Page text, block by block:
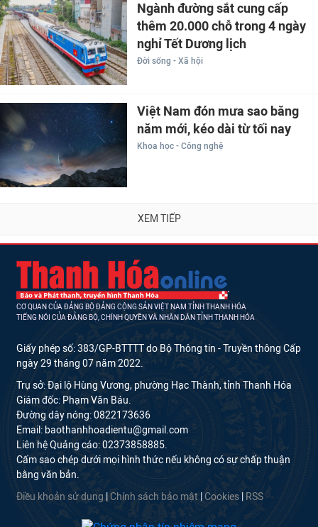
Ngành đường sắt cung cấp
thêm 20.000 chỗ trong 4 ngày
nghỉ Tết Dương lịch
Đời sống - Xã hội
Việt Nam đón mưa sao băng
năm mới, kéo dài từ tối nay
Khoa học - Công nghệ
XEM TIẾP
CƠ QUAN CỦA ĐẢNG BỘ ĐẢNG CỘNG SẢN VIỆT NAM TỈNH THANH HÓA
TIẾNG NÓI CỦA ĐẢNG BỘ, CHÍNH QUYỀN VÀ NHÂN DÂN TỈNH THANH HÓA
Giấy phép số: 383/GP-BTTTT do Bộ Thông tin - Truyền thông Cấp
ngày 29 tháng 07 năm 2022.
Trụ sở: Đại lộ Hùng Vương, phường Hạc Thành, tỉnh Thanh Hóa
Giám đốc: Phạm Văn Báu.
Đường dây nóng: 0822173636
Email: baothanhhoadientu@gmail.com
Liên hệ Quảng cáo: 02373858885.
Cấm sao chép dưới mọi hình thức nếu không có sự chấp thuận
bằng văn bản.
Điều khoản sử dụng Chính sách bảo mật Cookies RSS